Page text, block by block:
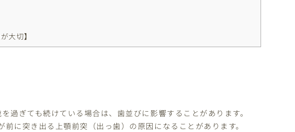
大切】
過ぎても続けている場合は、歯並びに影響することがあります。
に突き出る上顎前突（出っ歯）の原因になることがあります。